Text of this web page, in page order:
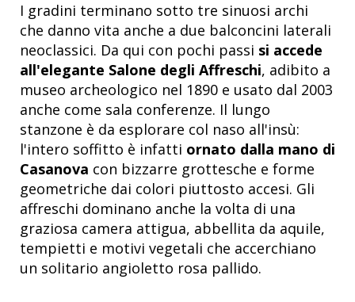
I gradini terminano sotto tre sinuosi archi
che danno vita anche a due balconcini laterali
neoclassici. Da qui con pochi passi si accede
all'elegante Salone degli Affreschi, adibito a
museo archeologico nel 1890 e usato dal 2003
anche come sala conferenze. Il lungo
stanzone è da esplorare col naso all'insù:
l'intero soffitto è infatti ornato dalla mano di
Casanova con bizzarre grottesche e forme
geometriche dai colori piuttosto accesi. Gli
affreschi dominano anche la volta di una
graziosa camera attigua, abbellita da aquile,
tempietti e motivi vegetali che accerchiano
un solitario angioletto rosa pallido.